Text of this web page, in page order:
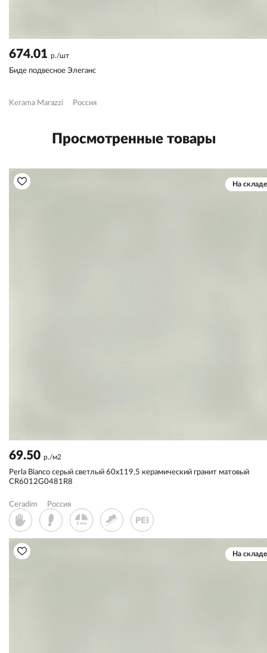
674.01 р./шт
Биде подвесное Элеганс
Kerama Marazzi Россия
Просмотренные товары
На складе
69.50 р./м2
Perla Bianco серый светлый 60x119,5 керамический гранит матовый
CR6012G0481R8
Ceradim Россия
На складе